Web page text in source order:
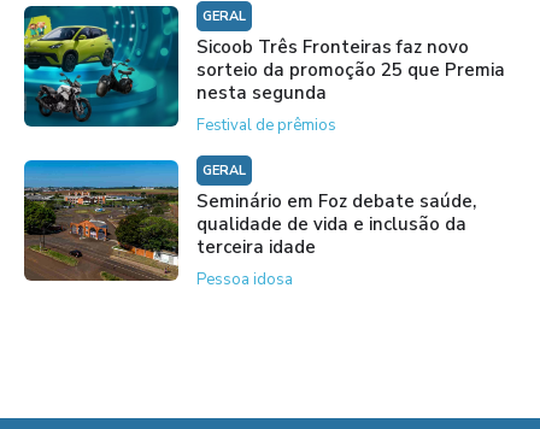
GERAL
Sicoob Três Fronteiras faz novo
sorteio da promoção 25 que Premia
nesta segunda
Festival de prêmios
GERAL
Seminário em Foz debate saúde,
qualidade de vida e inclusão da
terceira idade
Pessoa idosa